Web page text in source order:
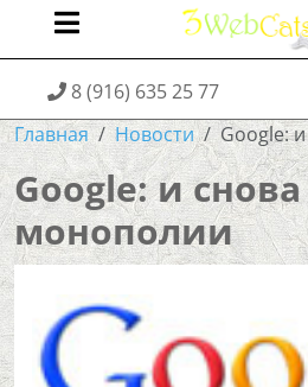
8 (916) 635 25 77
Главная
Новости Google:
Google: и
монополии